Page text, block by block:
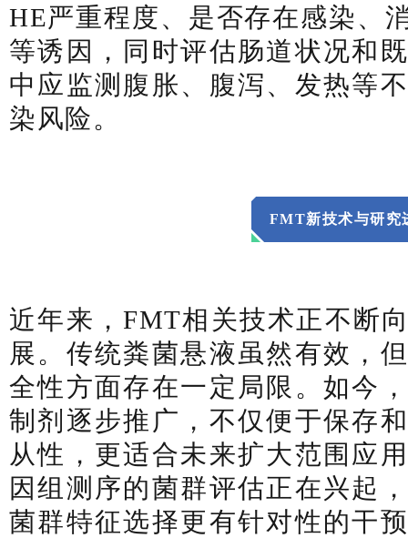
HE严重程度、是否存在感染、
等诱因，同时评估肠道状况和
中应监测腹胀、腹泻、发热等
染风险。
FMT新技术与研究
近年来，FMT相关技术正不断
展。传统粪菌悬液虽然有效，
全性方面存在一定局限。如今
制剂逐步推广，不仅便于保存
从性，更适合未来扩大范围应
因组测序的菌群评估正在兴起
菌群特征选择更有针对性的干